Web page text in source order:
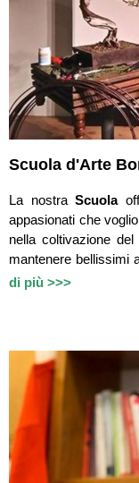
Scuola d'Arte
La nostraScuola
appasionati che
nella coltivazione
mantenere bellissimi
di più >>>